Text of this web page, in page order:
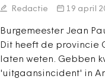
Redactie 19 april
Burgemeester Jean
Dit heeft de provincie
laten weten. Gebben
'uitgaansincident' in